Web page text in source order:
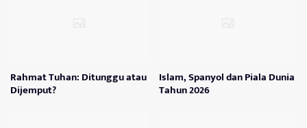
Rahmat Tuhan: Ditunggu atau
Dijemput?
Islam, Spanyol dan Piala Dunia
Tahun 2026